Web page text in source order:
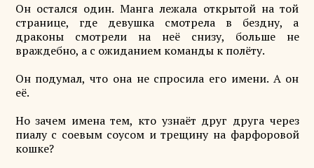
Он остался один. Манга лежала открытой на той
странице, где девушка смотрела в бездну, а
драконы смотрели на неё снизу, больше не
враждебно, а с ожиданием команды к полёту.
Он подумал, что она не спросила его имени. А он
её.
Но зачем имена тем, кто узнаёт друг друга через
пиалу с соевым соусом и трещину на фарфоровой
кошке?